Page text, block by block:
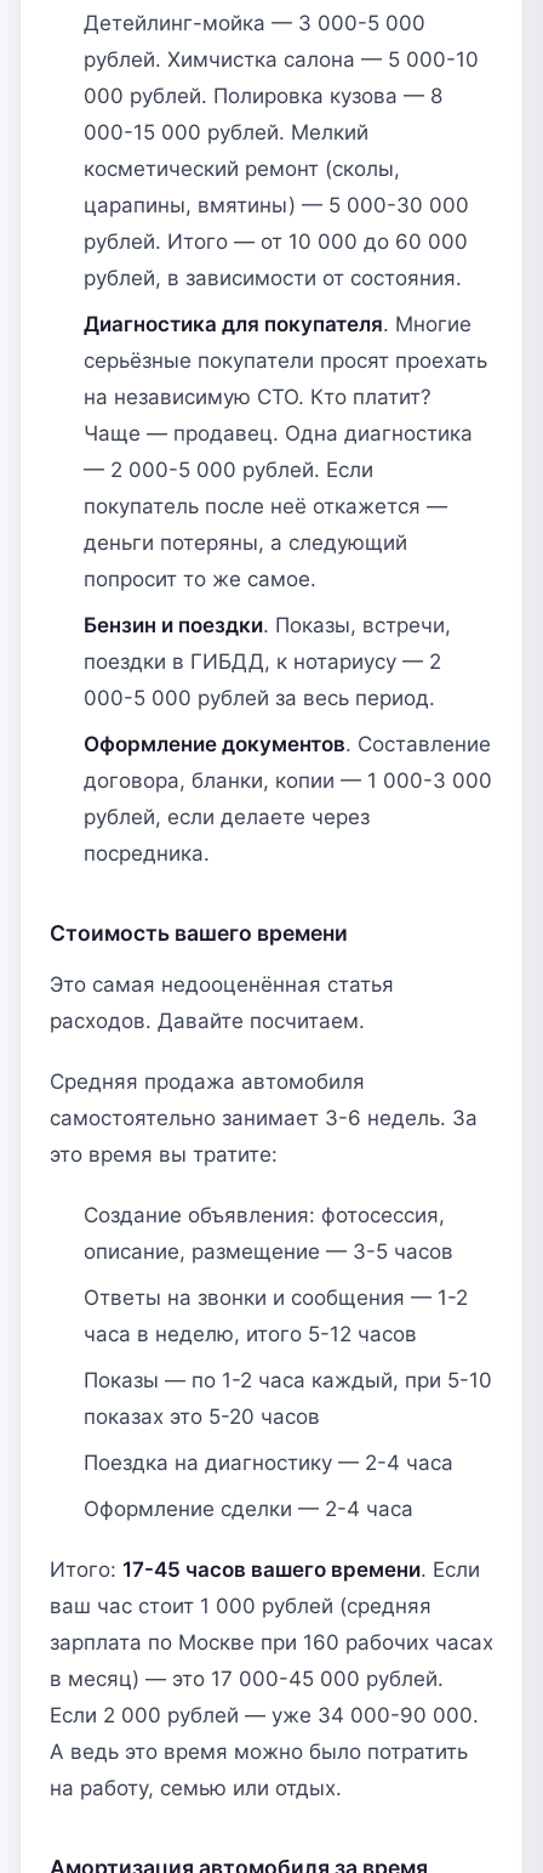
Детейлинг-мойка — 3 000-5 000
рублей. Химчистка салона — 5 000-10
000 рублей. Полировка кузова — 8
000-15 000 рублей. Мелкий
косметический ремонт (сколы,
царапины, вмятины) — 5 000-30 000
рублей. Итого — от 10 000 до 60 000
рублей, в зависимости от состояния.
Диагностика для покупателя. Многие
серьёзные покупатели просят проехать
на независимую СТО. Кто платит?
Чаще — продавец. Одна диагностика
— 2 000-5 000 рублей. Если
покупатель после неё откажется —
деньги потеряны, а следующий
попросит то же самое.
Бензин и поездки. Показы, встречи,
поездки в ГИБДД, к нотариусу — 2
000-5 000 рублей за весь период.
Оформление документов. Составление
договора, бланки, копии — 1 000-3 000
рублей, если делаете через
посредника.
Стоимость вашего времени
Это самая недооценённая статья
расходов. Давайте посчитаем.
Средняя продажа автомобиля
самостоятельно занимает 3-6 недель. За
это время вы тратите:
Создание объявления: фотосессия,
описание, размещение — 3-5 часов
Ответы на звонки и сообщения — 1-2
часа в неделю, итого 5-12 часов
Показы — по 1-2 часа каждый, при 5-10
показах это 5-20 часов
Поездка на диагностику — 2-4 часа
Оформление сделки — 2-4 часа
Итого: 17-45 часов вашего времени. Если
ваш час стоит 1 000 рублей (средняя
зарплата по Москве при 160 рабочих часах
в месяц) — это 17 000-45 000 рублей.
Если 2 000 рублей — уже 34 000-90 000.
А ведь это время можно было потратить
на работу, семью или отдых.
Амортизация автомобиля за время